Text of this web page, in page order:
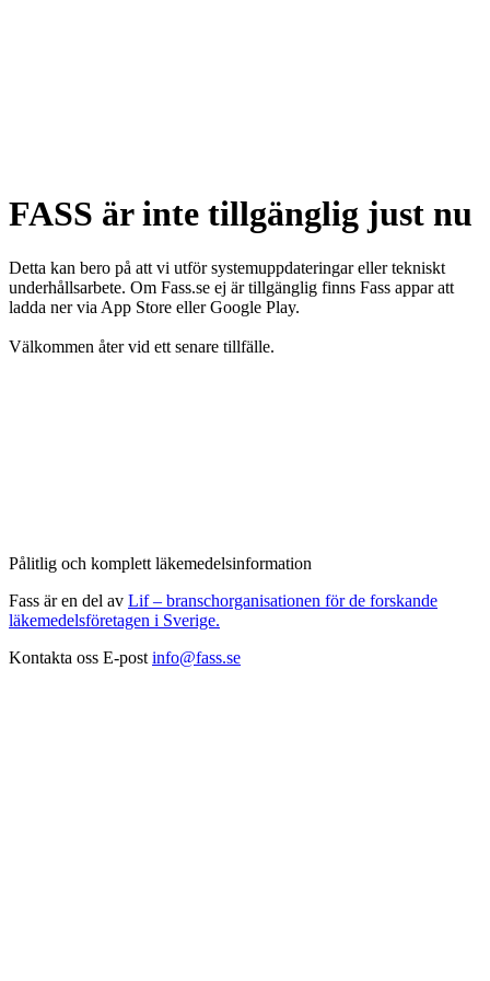
FASS är inte tillgänglig just nu
Detta kan bero på att vi utför systemuppdateringar eller tekniskt
underhållsarbete. Om Fass.se ej är tillgänglig finns Fass appar att
ladda ner via App Store eller Google Play.
Välkommen åter vid ett senare tillfälle.
Pålitlig och komplett läkemedelsinformation
Fass är en del av Lif – branschorganisationen för de forskande
läkemedelsföretagen i Sverige.
Kontakta oss E-post info@fass.se